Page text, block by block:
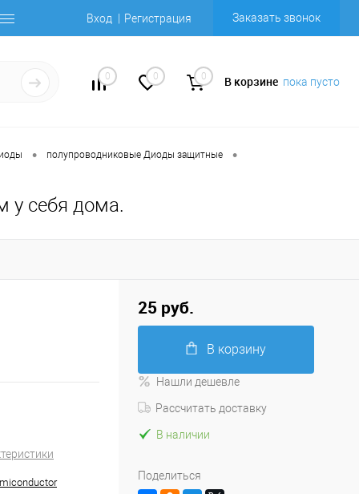
Вход Регистрация Заказать звонок
0 0 0 В корзине пока пусто
• полупроводниковые Диоды защитные •
у себя дома.
25 руб.
В корзину
Нашли дешевле
Рассчитать доставку
В наличии
Поделиться